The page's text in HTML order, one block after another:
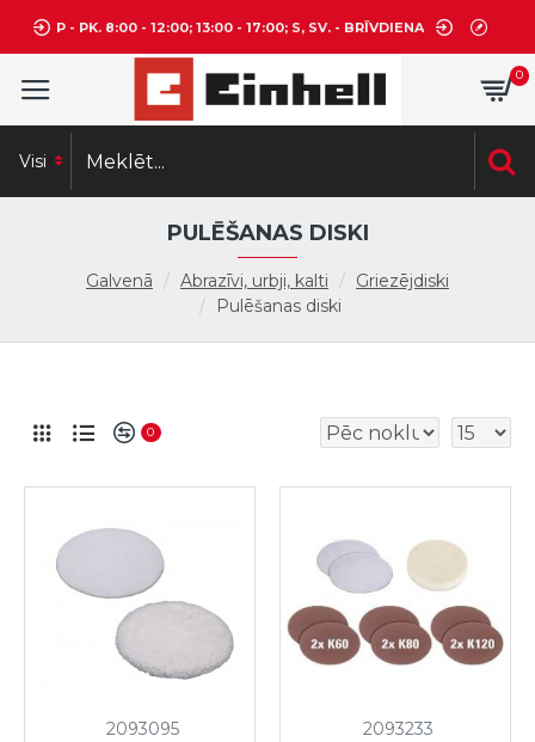
P - PK. 8:00 - 12:00; 13:00 - 17:00; S, SV. - BRĪVDIENA
0
Visi
Galvenā Abrazīvi, urbji, kalti
Griezējdiski
Pulēšanas diski
PULĒŠANAS DISKI
0
2093095 2093233